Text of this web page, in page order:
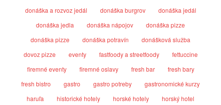
donáška a rozvoz jedál
donáška burgrov
donáška jedál
donáška jedla
donáška nápojov
donáška pizze
donáška pizze
donáška potravín
donášková služba
dovoz pizze
eventy fastfoody a streetfoody
fettuccine
firemné eventy
firemné oslavy fresh bar
fresh bary
fresh bistro
gastro gastro potreby
gastronomické kurzy
haruľa
historické hotely horské hotely
horský hotel